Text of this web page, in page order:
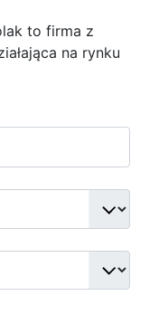
to firma z
na rynku